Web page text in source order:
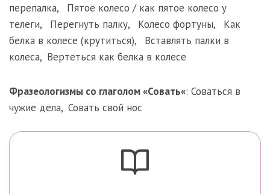
перепалка, Пятое колесо / как пятое колесо у
телеги, Перегнуть палку, Колесо фортуны, Как
белка в колесе (крутиться), Вставлять палки в
колеса, Вертеться как белка в колесе
Фразеологизмы со глаголом «Совать«: Соваться в
чужие дела, Совать свой нос